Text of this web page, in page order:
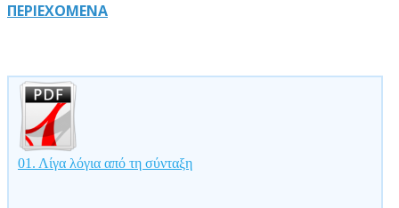
ΠΕΡΙΕΧΟΜΕΝΑ
01. Λίγα λόγια από τη σύνταξη